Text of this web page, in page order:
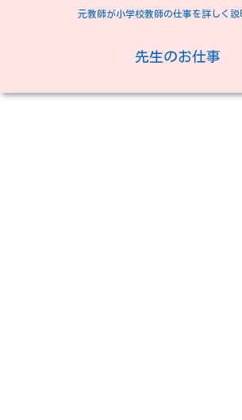
元教師が小学校教師の仕事を詳しく説
先生のお仕事